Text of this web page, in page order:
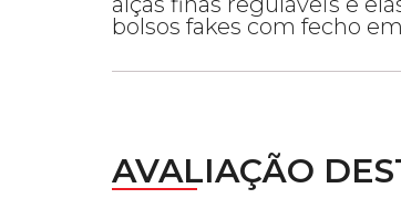
bolsos fakes com fecho
AVALIAÇÃO